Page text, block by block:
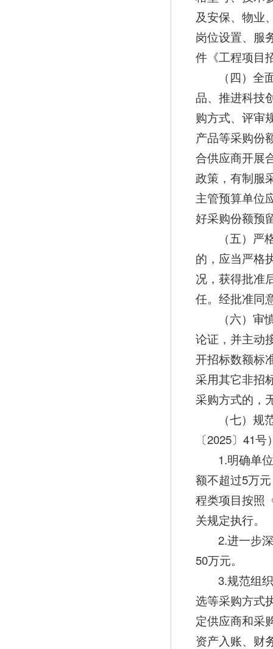
及安保、物业
岗位设置、服
件《工程项目
（四）
品、推进科技
购方式、评审
产品等采购份
合供应商开展
政策，有制服
主管预算单位
好采购份额预
（五）
的，应当严格
况，获得批准
任。经批准同
（六）
论证，并主动
开招标数额标
采用其它非招
采购方式的，
（七）
〔2025〕41
1.明确单
额不超过5万
程类项目按照
关规定执行。
2.进一步
50万元。
3.规范组
选等采购方式
定供应商和采
资产入账、财